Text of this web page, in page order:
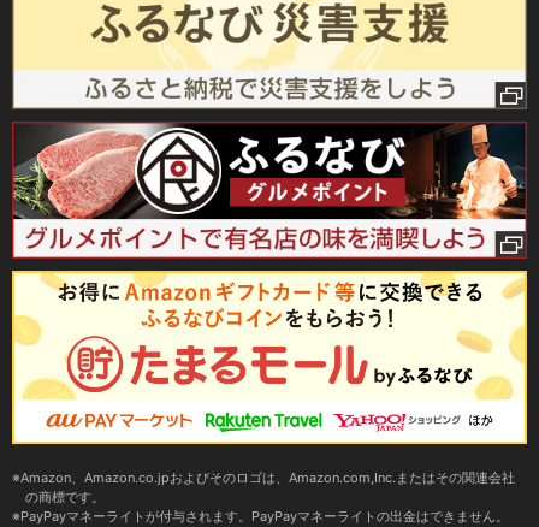
Amazon、Amazon.co.jpおよびそのロゴは、Amazon.com,Inc.またはその関連会社
の商標です。
PayPayマネーライトが付与されます。PayPayマネーライトの出金はできません。